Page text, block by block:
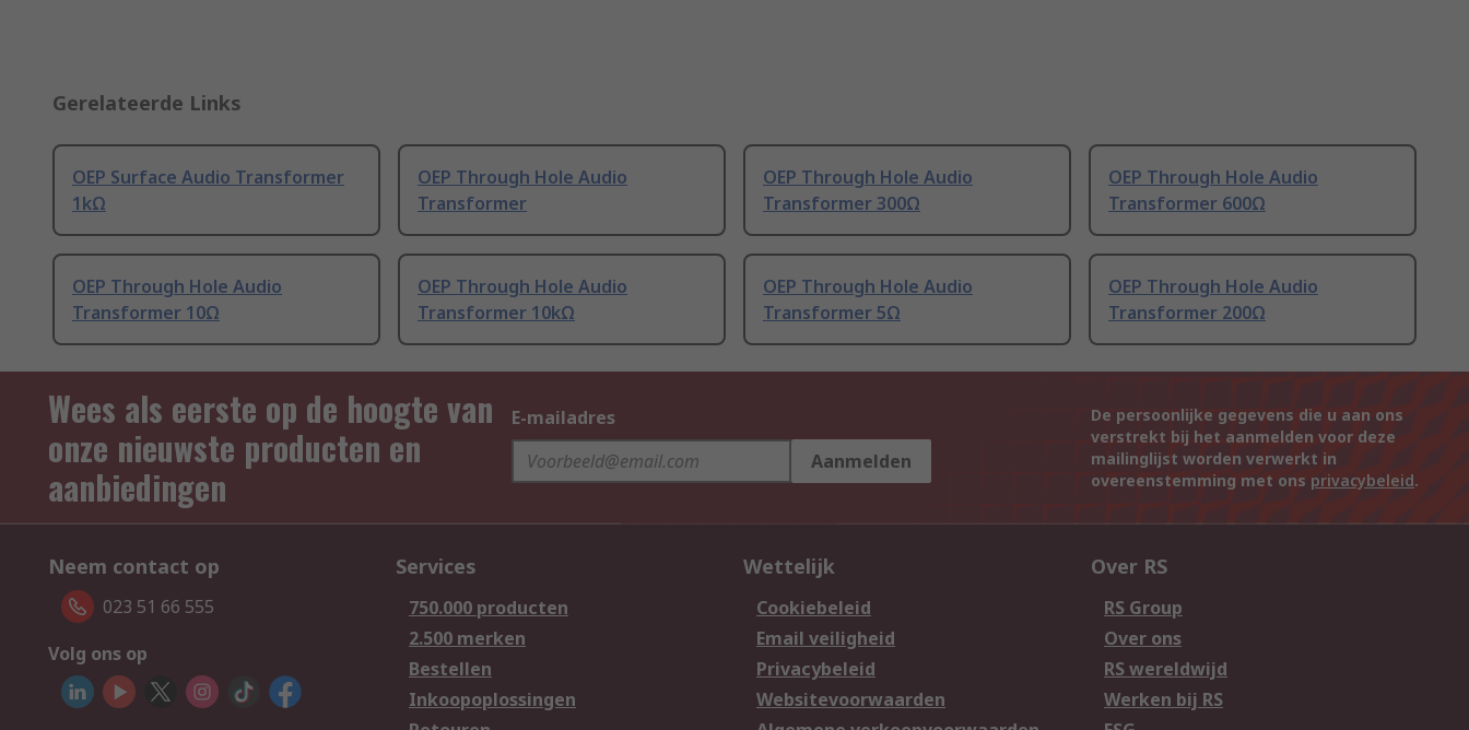
Gerelateerde Links
OEP Surface Audio Transformer
1kΩ
OEP Through Hole Audio
Transformer
OEP Through Hole Audio
Transformer 300Ω
OEP Through Hole Audio
Transformer 600Ω
OEP Through Hole Audio
Transformer 10Ω
OEP Through Hole Audio
Transformer 10kΩ
OEP Through Hole Audio
Transformer 5Ω
OEP Through Hole Audio
Transformer 200Ω
Wees als eerste op de hoogte van
onze nieuwste producten en
aanbiedingen
E-mailadres
Aanmelden
De persoonlijke gegevens die u aan ons
verstrekt bij het aanmelden voor deze
mailinglijst worden verwerkt in
overeenstemming met ons privacybeleid.
Neem contact op
023 51 66 555
Volg ons op
Services
750.000 producten
2.500 merken
Bestellen
Inkoopoplossingen
Wettelijk
Cookiebeleid
Email veiligheid
Privacybeleid
Websitevoorwaarden
Over RS
RS Group
Over ons
RS wereldwijd
Werken bij RS